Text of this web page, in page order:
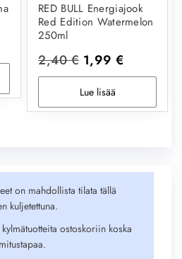
RED BULL Energiajook
Red Edition Watermelon
250ml
2,40€ Alkuperäinen
hinta
oli:
1,99€
hinta
Lue lisää
on mahdollista tilata tällä
kuljetettuna.
ostoskoriin koska